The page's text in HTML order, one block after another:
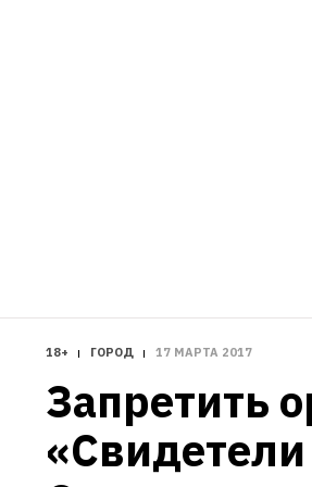
18+ ГОРОД 17 МАРТА 2017
Запретить